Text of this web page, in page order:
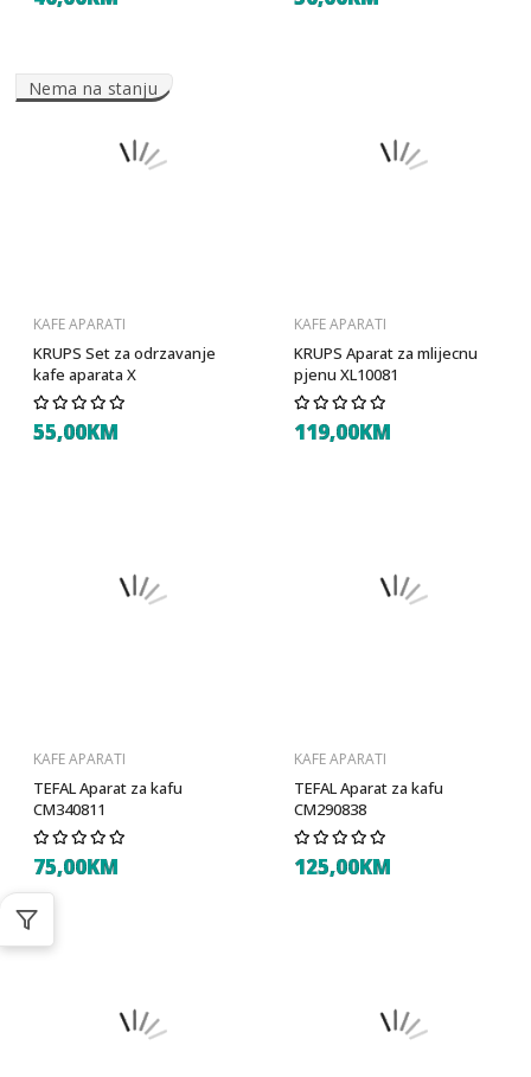
Nema na stanju
KAFE APARATI
KRUPS Set za odrzavanje
kafe aparata X
55,00KM
KAFE APARATI
KRUPS Aparat za mlijecnu
pjenu XL10081
119,00KM
KAFE APARATI
TEFAL Aparat za kafu
CM340811
75,00KM
KAFE APARATI
TEFAL Aparat za kafu
CM290838
125,00KM